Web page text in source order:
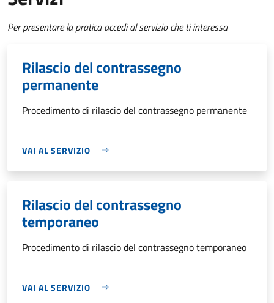
Per presentare la pratica accedi al servizio che ti interessa
Rilascio del contrassegno
permanente
Procedimento di rilascio del contrassegno permanente
VAI AL SERVIZIO
Rilascio del contrassegno
temporaneo
Procedimento di rilascio del contrassegno temporaneo
VAI AL SERVIZIO